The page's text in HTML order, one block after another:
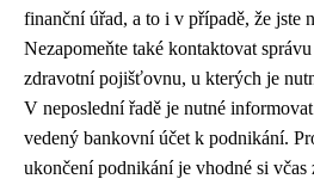
finanční úřad, a to i v případě, že jste
Nezapomeňte také kontaktovat
zdravotní pojišťovnu, u kterých je
V neposlední řadě je nutné
vedený bankovní účet k podnikání.
ukončení podnikání je vhodné si včas